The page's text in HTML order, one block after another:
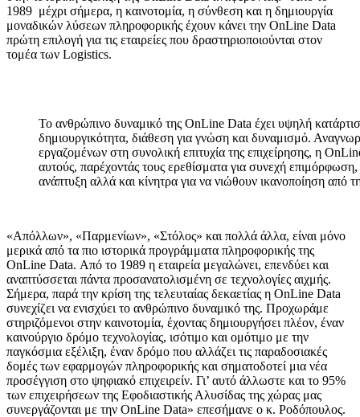
1989 μέχρι σήμερα, η καινοτομία, η σύνθεση και η δημιουργία
μοναδικών λύσεων πληροφορικής έχουν κάνει την OnLine Data
πρώτη επιλογή για τις εταιρείες που δραστηριοποιούνται στον
τομέα των Logistics.
Το ανθρώπινο δυναμικό της OnLine Data έχει υψηλή
δημιουργικότητα, διάθεση για γνώση και δυναμισμό.
εργαζομένων στη συνολική επιτυχία της επιχείρησης, η
αυτούς, παρέχοντάς τους ερεθίσματα για συνεχή
ανάπτυξη αλλά και κίνητρα για να νιώθουν ικανοποίηση από
«Απόλλων», «Παρμενίων», «Στόλος» και πολλά άλλα, είναι μόνο
μερικά από τα πιο ιστορικά προγράμματα πληροφορικής της
OnLine Data. Από το 1989 η εταιρεία μεγαλώνει, επενδύει και
αναπτύσσεται πάντα προσανατολισμένη σε τεχνολογίες αιχμής.
Σήμερα, παρά την κρίση της τελευταίας δεκαετίας η OnLine Data
συνεχίζει να ενισχύει το ανθρώπινο δυναμικό της. Προχωράμε
στηριζόμενοι στην καινοτομία, έχοντας δημιουργήσει πλέον, έναν
καινούργιο δρόμο τεχνολογίας, ισότιμο και ομότιμο με την
παγκόσμια εξέλιξη, έναν δρόμο που αλλάζει τις παραδοσιακές
δομές των εφαρμογών πληροφορικής και σηματοδοτεί μια νέα
προσέγγιση στο ψηφιακό επιχειρείν. Γι’ αυτό άλλωστε και το 95%
των επιχειρήσεων της Εφοδιαστικής Αλυσίδας της χώρας μας
συνεργάζονται με την OnLine Data» επεσήμανε ο κ. Ροδόπουλος.